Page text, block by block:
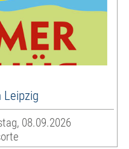
Leipzig
08.09.2026